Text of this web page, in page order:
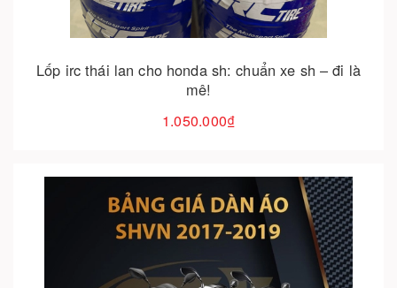
Lốp irc thái lan cho honda sh: chuẩn xe sh – đi là
mê!
1.050.000₫